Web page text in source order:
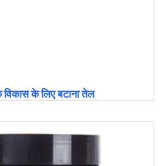
विकास के लिए बटाना तेल